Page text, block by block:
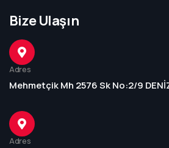
Bize Ulaşın
Adres
Mehmetçik Mh 2576 Sk No:2/9
Adres